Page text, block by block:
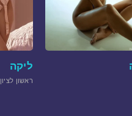
ליקה
ראשון לציון